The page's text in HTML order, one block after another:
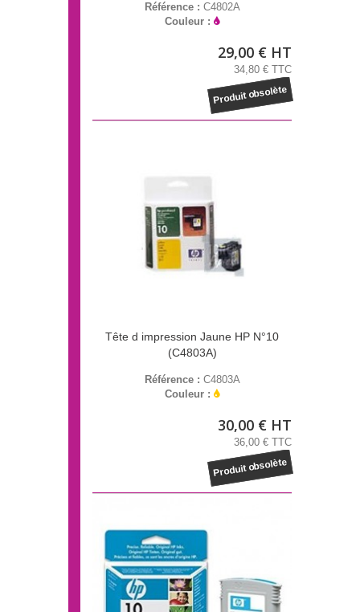
Référence : C4802A
Couleur :
29,00 € HT
34,80 € TTC
Produit obsolète
Tête d impression Jaune HP N°10
(C4803A)
Référence : C4803A
Couleur :
30,00 € HT
36,00 € TTC
Produit obsolète